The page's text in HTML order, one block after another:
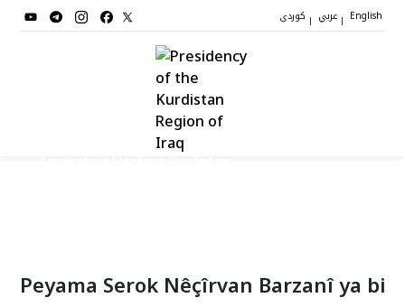
| | English
Cîgirên Serok
Peyama Serok Nêçîrvan Barzanî ya bi